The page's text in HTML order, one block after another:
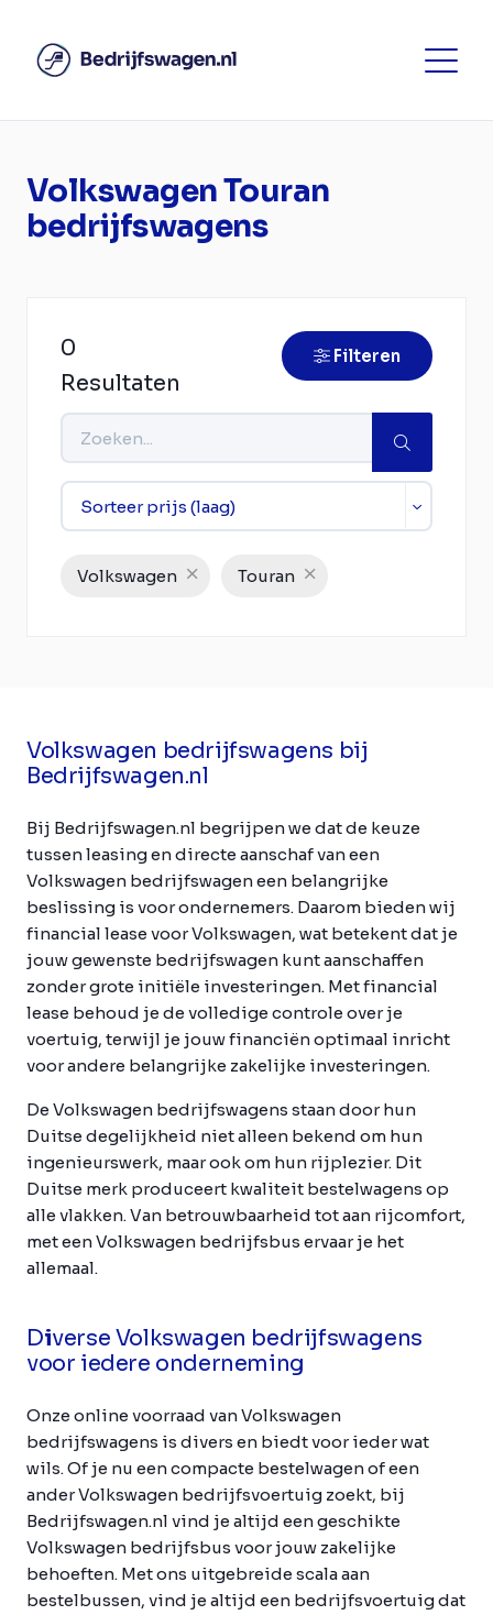
Volkswagen Touran
bedrijfswagens
0
Resultaten
Filteren
Volkswagen Touran
Volkswagen bedrijfswagens bij
Bedrijfswagen.nl
Bij Bedrijfswagen.nl begrijpen we dat de keuze
tussen leasing en directe aanschaf van een
Volkswagen bedrijfswagen een belangrijke
beslissing is voor ondernemers. Daarom bieden wij
financial lease voor Volkswagen, wat betekent dat je
jouw gewenste bedrijfswagen kunt aanschaffen
zonder grote initiële investeringen. Met financial
lease behoud je de volledige controle over je
voertuig, terwijl je jouw financiën optimaal inricht
voor andere belangrijke zakelijke investeringen.
De Volkswagen bedrijfswagens staan door hun
Duitse degelijkheid niet alleen bekend om hun
ingenieurswerk, maar ook om hun rijplezier. Dit
Duitse merk produceert kwaliteit bestelwagens op
alle vlakken. Van betrouwbaarheid tot aan rijcomfort,
met een Volkswagen bedrijfsbus ervaar je het
allemaal.
Diverse Volkswagen bedrijfswagens
voor iedere onderneming
Onze online voorraad van Volkswagen
bedrijfswagens is divers en biedt voor ieder wat
wils. Of je nu een compacte bestelwagen of een
ander Volkswagen bedrijfsvoertuig zoekt, bij
Bedrijfswagen.nl vind je altijd een geschikte
Volkswagen bedrijfsbus voor jouw zakelijke
behoeften. Met ons uitgebreide scala aan
bestelbussen, vind je altijd een bedrijfsvoertuig dat